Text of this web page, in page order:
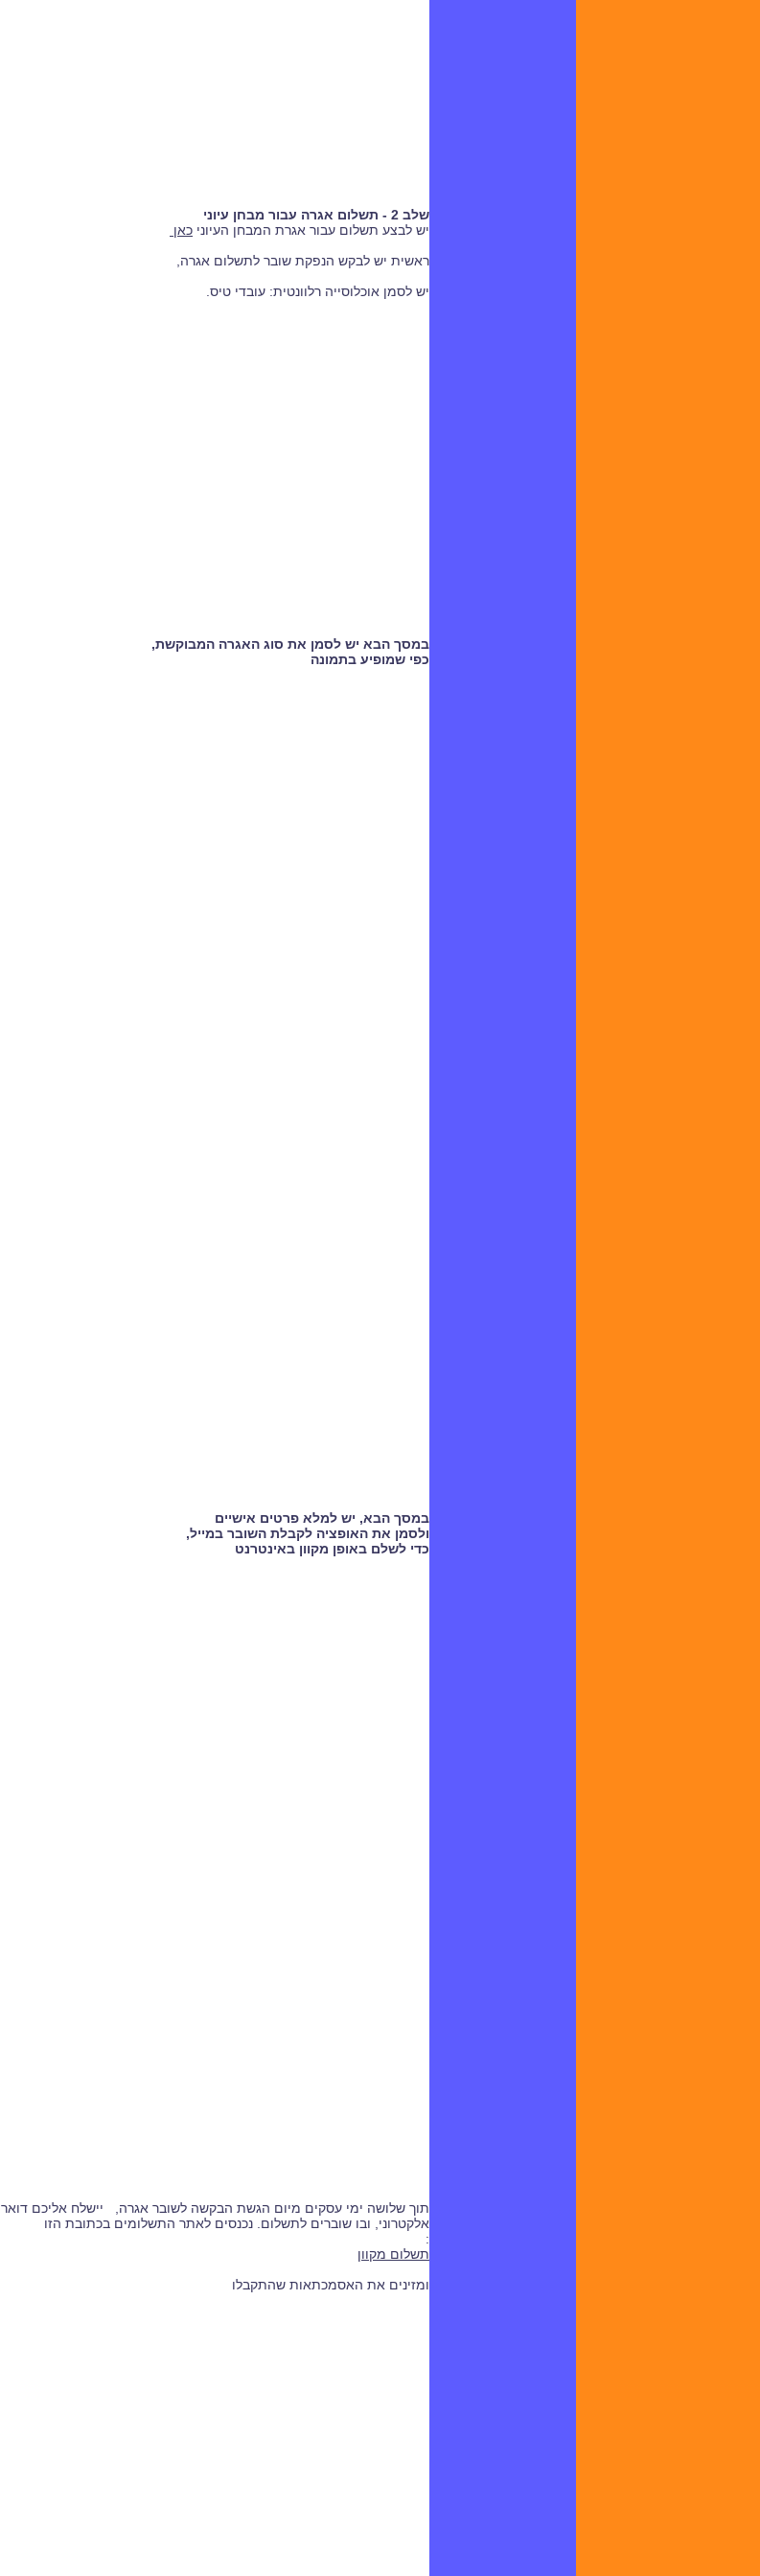
שלב 2 - תשלום אגרה עבור מבחן עיוני
יש לבצע תשלום עבור אגרת המבחן העיוני כאן
ראשית יש לבקש הנפקת שובר לתשלום אגרה,
יש לסמן אוכלוסייה רלוונטית: עובדי טיס
במסך הבא יש לסמן את סוג האגרה המבוקשת,
כפי שמופיע בתמונה
במסך הבא, יש למלא פרטים אישיים
ולסמן את האופציה לקבלת השובר במייל,
כדי לשלם באופן מקוון באינטרנט
תוך שלושה ימי עסקים מיום הגשת הבקשה לשובר אגרה, יישלח אליכם דואר
אלקטרוני, ובו שוברים לתשלום. נכנסים לאתר התשלומים בכתובת הזו
:
תשלום מקוון
ומזינים את האסמכתאות שהתקבלו